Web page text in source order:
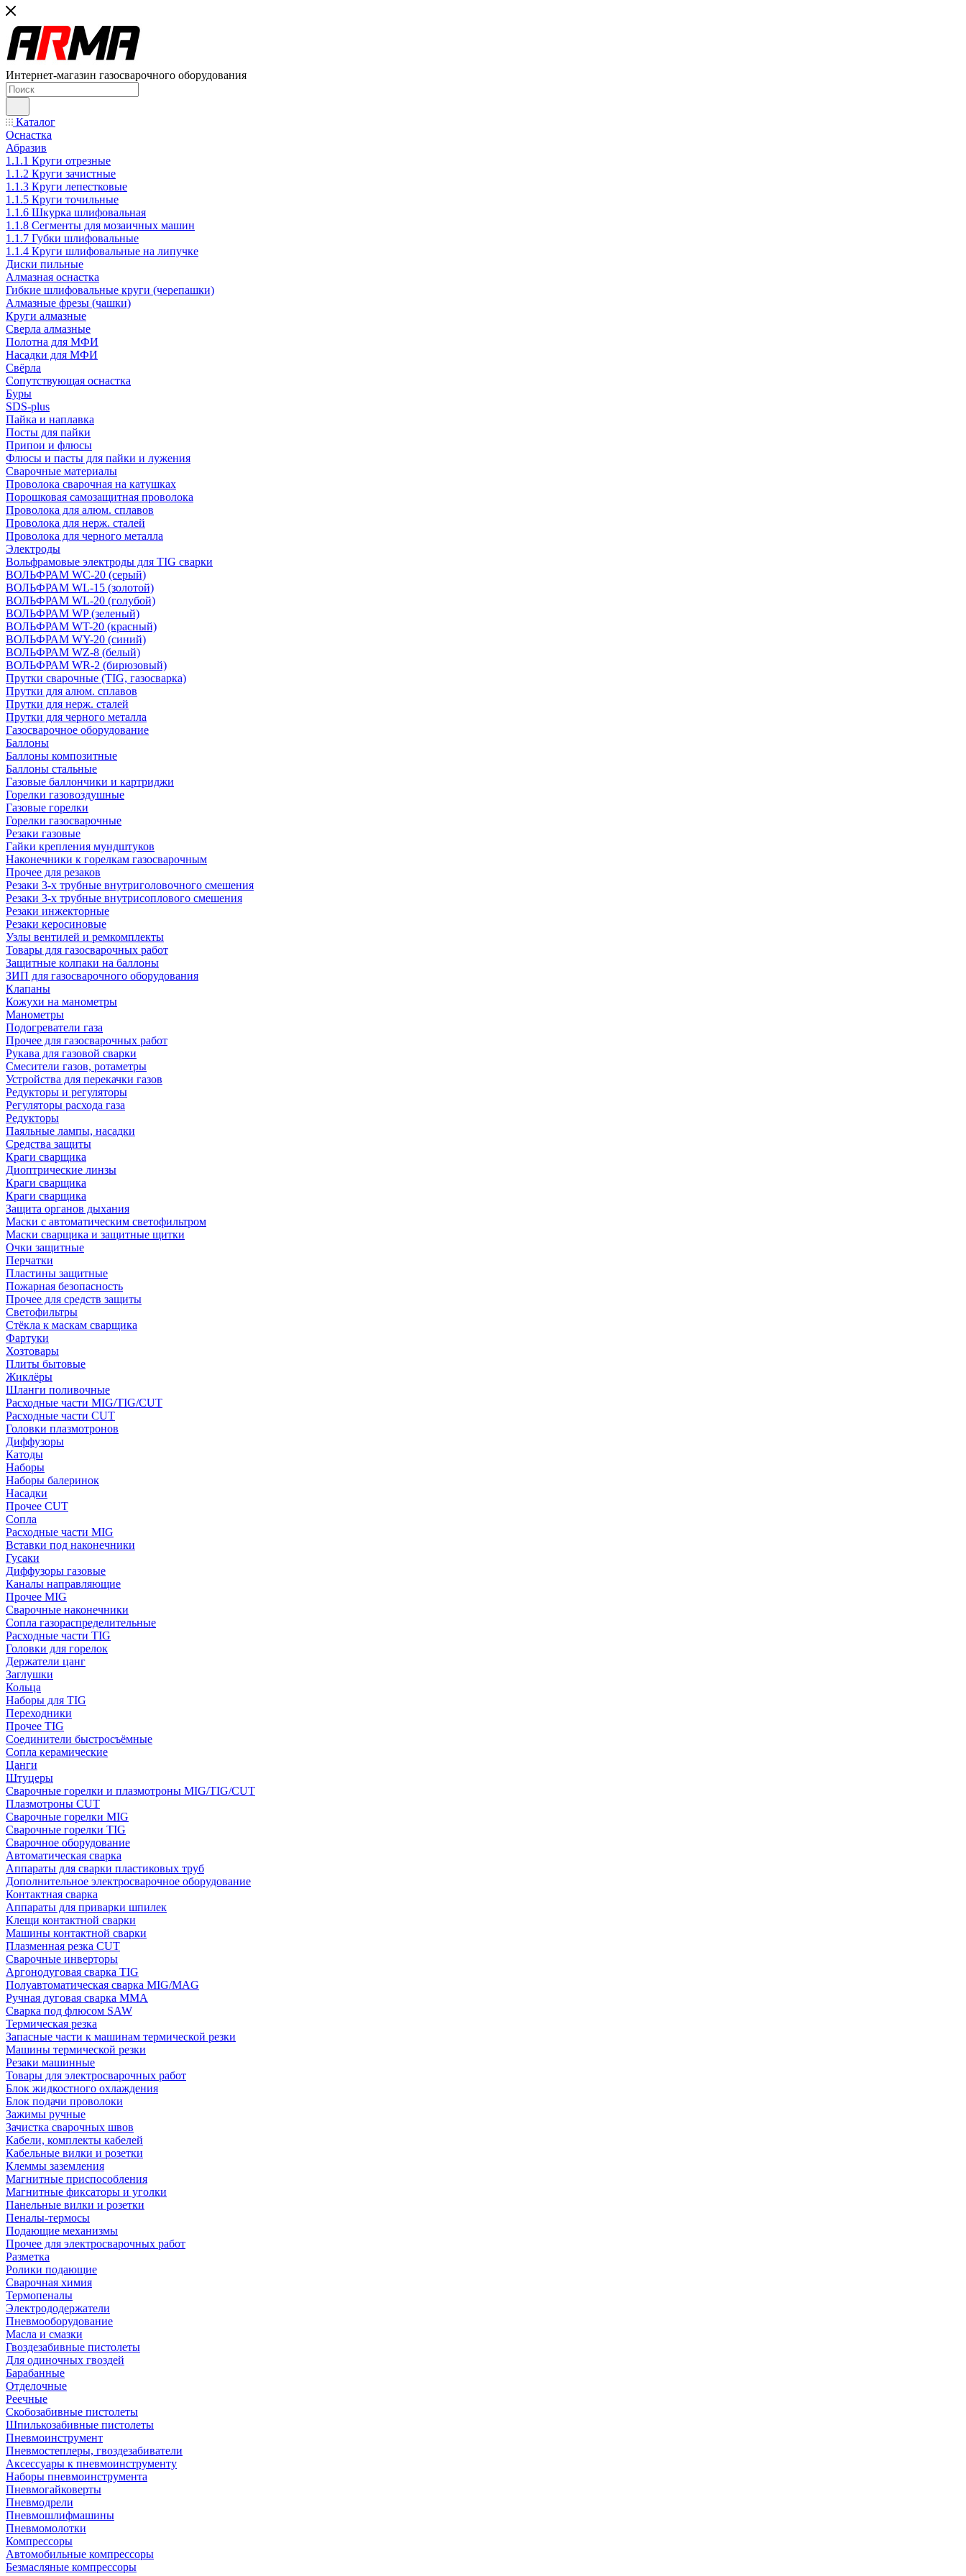
Интернет-магазин газосварочного оборудования
Каталог
Оснастка
Абразив
1.1.1 Круги отрезные
1.1.2 Круги зачистные
1.1.3 Круги лепестковые
1.1.5 Круги точильные
1.1.6 Шкурка шлифовальная
1.1.8 Сегменты для мозаичных машин
1.1.7 Губки шлифовальные
1.1.4 Круги шлифовальные на липучке
Диски пильные
Алмазная оснастка
Гибкие шлифовальные круги (черепашки)
Алмазные фрезы (чашки)
Круги алмазные
Сверла алмазные
Полотна для МФИ
Насадки для МФИ
Свёрла
Сопутствующая оснастка
Буры
SDS-plus
Пайка и наплавка
Посты для пайки
Припои и флюсы
Флюсы и пасты для пайки и лужения
Сварочные материалы
Проволока сварочная на катушках
Порошковая самозащитная проволока
Проволока для алюм. сплавов
Проволока для нерж. сталей
Проволока для черного металла
Электроды
Вольфрамовые электроды для TIG сварки
ВОЛЬФРАМ WC-20 (серый)
ВОЛЬФРАМ WL-15 (золотой)
ВОЛЬФРАМ WL-20 (голубой)
ВОЛЬФРАМ WP (зеленый)
ВОЛЬФРАМ WT-20 (красный)
ВОЛЬФРАМ WY-20 (синий)
ВОЛЬФРАМ WZ-8 (белый)
ВОЛЬФРАМ WR-2 (бирюзовый)
Прутки сварочные (TIG, газосварка)
Прутки для алюм. сплавов
Прутки для нерж. сталей
Прутки для черного металла
Газосварочное оборудование
Баллоны
Баллоны композитные
Баллоны стальные
Газовые баллончики и картриджи
Горелки газовоздушные
Газовые горелки
Горелки газосварочные
Резаки газовые
Гайки крепления мундштуков
Наконечники к горелкам газосварочным
Прочее для резаков
Резаки 3-х трубные внутриголовочного смешения
Резаки 3-х трубные внутрисоплового смешения
Резаки инжекторные
Резаки керосиновые
Узлы вентилей и ремкомплекты
Товары для газосварочных работ
Защитные колпаки на баллоны
ЗИП для газосварочного оборудования
Клапаны
Кожухи на манометры
Манометры
Подогреватели газа
Прочее для газосварочных работ
Рукава для газовой сварки
Смесители газов, ротаметры
Устройства для перекачки газов
Редукторы и регуляторы
Регуляторы расхода газа
Редукторы
Паяльные лампы, насадки
Средства защиты
Краги сварщика
Диоптрические линзы
Краги сварщика
Краги сварщика
Защита органов дыхания
Маски с автоматическим светофильтром
Маски сварщика и защитные щитки
Очки защитные
Перчатки
Пластины защитные
Пожарная безопасность
Прочее для средств защиты
Светофильтры
Стёкла к маскам сварщика
Фартуки
Хозтовары
Плиты бытовые
Жиклёры
Шланги поливочные
Расходные части MIG/TIG/CUT
Расходные части CUT
Головки плазмотронов
Диффузоры
Катоды
Наборы
Наборы балеринок
Насадки
Прочее CUT
Сопла
Расходные части MIG
Вставки под наконечники
Гусаки
Диффузоры газовые
Каналы направляющие
Прочее MIG
Сварочные наконечники
Сопла газораспределительные
Расходные части TIG
Головки для горелок
Держатели цанг
Заглушки
Кольца
Наборы для TIG
Переходники
Прочее TIG
Соединители быстросъёмные
Сопла керамические
Цанги
Штуцеры
Сварочные горелки и плазмотроны MIG/TIG/CUT
Плазмотроны CUT
Сварочные горелки MIG
Сварочные горелки TIG
Сварочное оборудование
Автоматическая сварка
Аппараты для сварки пластиковых труб
Дополнительное электросварочное оборудование
Контактная сварка
Аппараты для приварки шпилек
Клещи контактной сварки
Машины контактной сварки
Плазменная резка CUT
Сварочные инверторы
Аргонодуговая сварка TIG
Полуавтоматическая сварка MIG/MAG
Ручная дуговая сварка MMA
Сварка под флюсом SAW
Термическая резка
Запасные части к машинам термической резки
Машины термической резки
Резаки машинные
Товары для электросварочных работ
Блок жидкостного охлаждения
Блок подачи проволоки
Зажимы ручные
Зачистка сварочных швов
Кабели, комплекты кабелей
Кабельные вилки и розетки
Клеммы заземления
Магнитные приспособления
Магнитные фиксаторы и уголки
Панельные вилки и розетки
Пеналы-термосы
Подающие механизмы
Прочее для электросварочных работ
Разметка
Ролики подающие
Сварочная химия
Термопеналы
Электрододержатели
Пневмооборудование
Масла и смазки
Гвоздезабивные пистолеты
Для одиночных гвоздей
Барабанные
Отделочные
Реечные
Скобозабивные пистолеты
Шпилькозабивные пистолеты
Пневмоинструмент
Пневмостеплеры, гвоздезабиватели
Аксессуары к пневмоинструменту
Наборы пневмоинструмента
Пневмогайковерты
Пневмодрели
Пневмошлифмашины
Пневмомолотки
Компрессоры
Автомобильные компрессоры
Безмасляные компрессоры